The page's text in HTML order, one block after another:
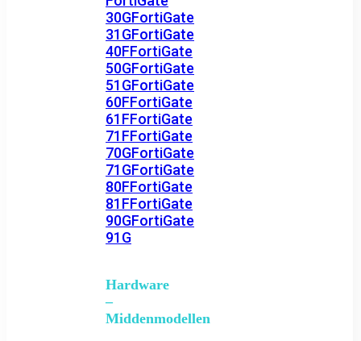
30GFortiGate
31GFortiGate
40FFortiGate
50GFortiGate
51GFortiGate
60FFortiGate
61FFortiGate
71FFortiGate
70GFortiGate
71GFortiGate
80FFortiGate
81FFortiGate
90GFortiGate
91G
Hardware
–
Middenmodellen